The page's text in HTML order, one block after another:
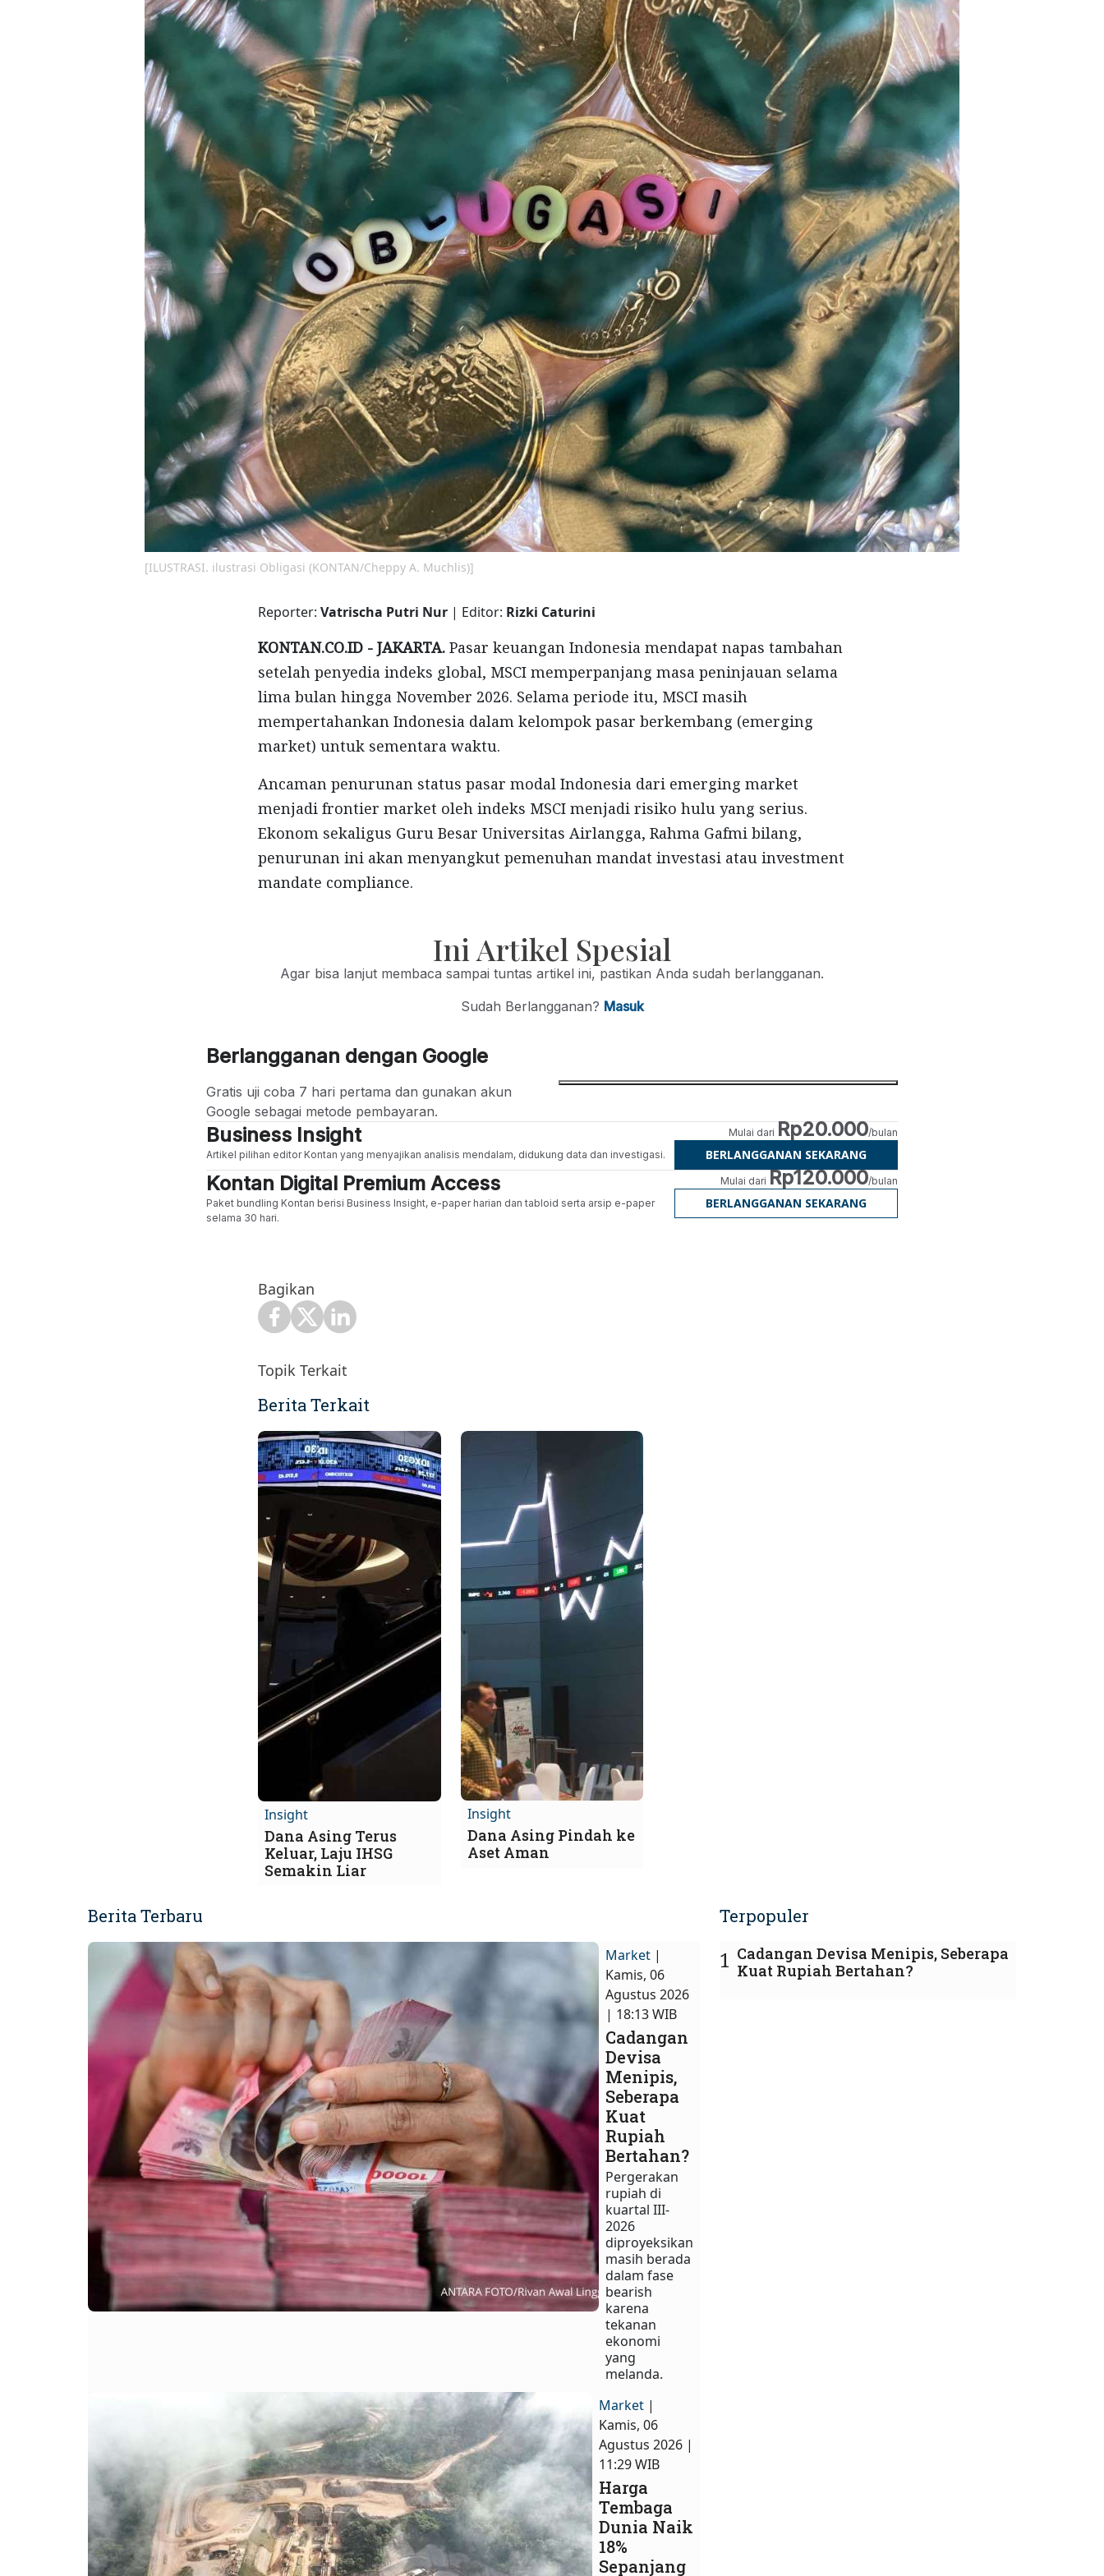
[ILUSTRASI. ilustrasi Obligasi (KONTAN/Cheppy A. Muchlis)]
Reporter: Vatrischa Putri Nur | Editor: Rizki Caturini
KONTAN.CO.ID - JAKARTA. Pasar keuangan Indonesia mendapat napas tambahan
setelah penyedia indeks global, MSCI memperpanjang masa peninjauan selama
lima bulan hingga November 2026. Selama periode itu, MSCI masih
mempertahankan Indonesia dalam kelompok pasar berkembang (emerging
market) untuk sementara waktu.
Ancaman penurunan status pasar modal Indonesia dari emerging market
menjadi frontier market oleh indeks MSCI menjadi risiko hulu yang serius.
Ekonom sekaligus Guru Besar Universitas Airlangga, Rahma Gafmi bilang,
penurunan ini akan menyangkut pemenuhan mandat investasi atau investment
mandate compliance.
Ini Artikel Spesial
Agar bisa lanjut membaca sampai tuntas artikel ini, pastikan Anda sudah berlangganan.
Sudah Berlangganan? Masuk
Berlangganan dengan Google
Gratis uji coba 7 hari pertama dan gunakan akun
Google sebagai metode pembayaran.
Business Insight
Artikel pilihan editor Kontan yang menyajikan analisis mendalam, didukung data dan investigasi.
Mulai dari Rp20.000/bulan
BERLANGGANAN SEKARANG
Kontan Digital Premium Access
Paket bundling Kontan berisi Business Insight, e-paper harian dan tabloid serta arsip e-paper
selama 30 hari.
Mulai dari Rp120.000/bulan
BERLANGGANAN SEKARANG
Bagikan
Topik Terkait
Berita Terkait
Insight
Dana Asing Terus
Keluar, Laju IHSG
Semakin Liar
Insight
Dana Asing Pindah ke
Aset Aman
Berita Terbaru
Market |
Kamis, 06
Agustus 2026
| 18:13 WIB
Cadangan
Devisa
Menipis,
Seberapa
Kuat
Rupiah
Bertahan?
Pergerakan
rupiah di
kuartal III-
2026
diproyeksikan
masih berada
dalam fase
bearish
karena
tekanan
ekonomi
yang
melanda.
Market |
Kamis, 06
Agustus 2026 |
11:29 WIB
Harga
Tembaga
Dunia Naik
18%
Sepanjang
Terpopuler
1 Cadangan Devisa Menipis, Seberapa
Kuat Rupiah Bertahan?